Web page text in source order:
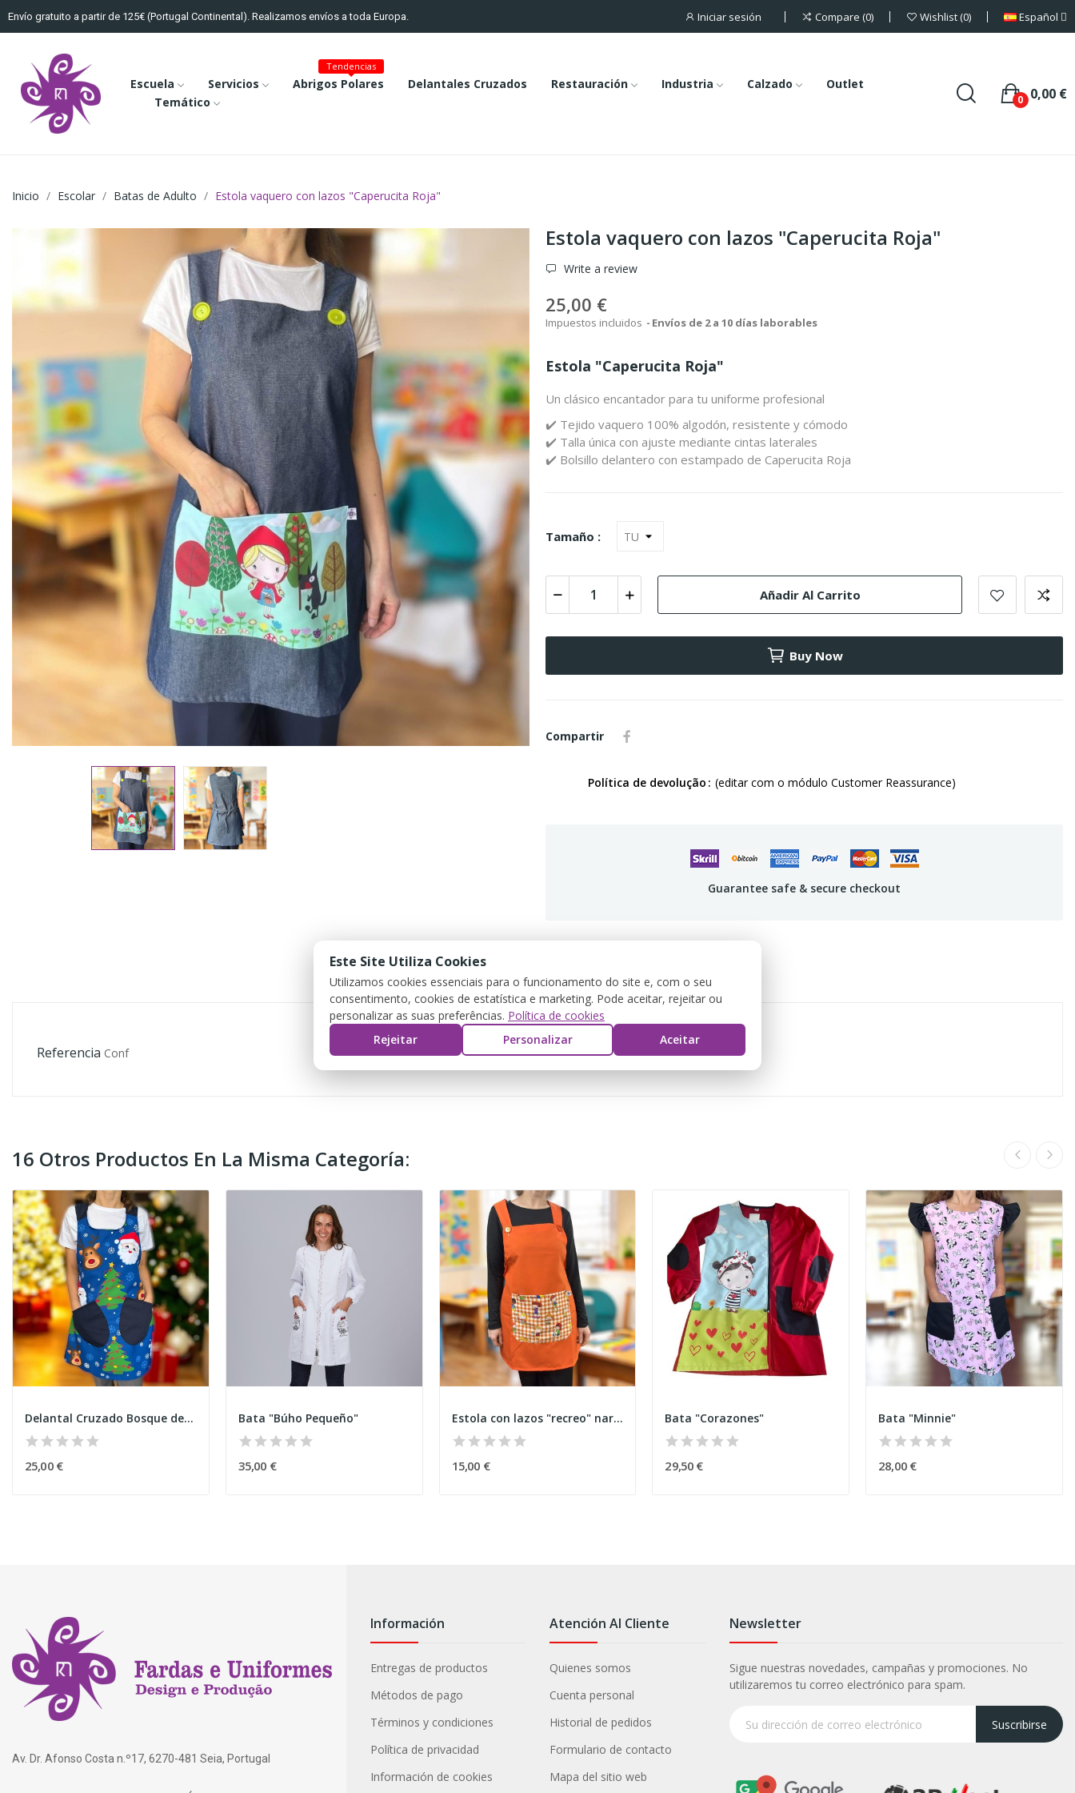
Envío gratuito a partir de 125€ (Portugal Continental). Realizamos envíos a toda Europa. Iniciar sesión Compare 0 Wishlist 0 Español
Escuela Servicios Abrigos Polares
Tendencias
Delantales Cruzados Restauración Industria Calzado
Outlet
Temático
0,00 €
0
Inicio Escolar Batas de Adulto Estola vaquero con lazos "Caperucita Roja"
Estola vaquero con lazos "Caperucita Roja"
Write a review
25,00 €
Impuestos incluidos Envíos de 2 a 10 días laborables
Estola "Caperucita Roja"
Un clásico encantador para tu uniforme profesional
✔️ Tejido vaquero 100% algodón, resistente y cómodo
✔️ Talla única con ajuste mediante cintas laterales
✔️ Bolsillo delantero con estampado de Caperucita Roja
Tamaño :
Añadir Al Carrito
Buy Now
Compartir
Política de devolução (editar com o módulo Customer Reassurance)
Guarantee safe & secure checkout
DETALLES DEL PRODUCTO REVIEWS
Referencia Conf
16 Otros Productos En La Misma Categoría:
Delantal Cruzado Bosque de Navidad
25,00 €
Bata "Búho Pequeño"
35,00 €
Estola con lazos "recreo" naranja
15,00 €
Bata "Corazones"
29,50 €
Bata "Minnie"
28,00 €
Av. Dr. Afonso Costa n.º17, 6270-481 Seia, Portugal
Información
Entregas de productos
Métodos de pago
Términos y condiciones
Política de privacidad
Información de cookies
Atención Al Cliente
Quienes somos
Cuenta personal
Historial de pedidos
Formulario de contacto
Mapa del sitio web
Newsletter
Sigue nuestras novedades, campañas y promociones. No
utilizaremos tu correo electrónico para spam.
Suscribirse
Este Site Utiliza Cookies
Utilizamos cookies essenciais para o funcionamento do site e, com o seu
consentimento, cookies de estatística e marketing. Pode aceitar, rejeitar ou
personalizar as suas preferências. Política de cookies
Rejeitar
Personalizar Aceitar